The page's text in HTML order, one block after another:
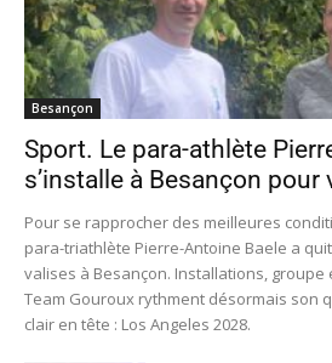
Besançon
Sport. Le para-athlète
s’installe à Besançon pour
Pour se rapprocher des meilleures
para-triathlète Pierre-Antoine Baele a
valises à Besançon. Installations, groupe
Team Gouroux rythment désormais son
clair en tête : Los Angeles 2028.